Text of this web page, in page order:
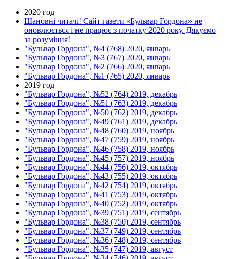
2020 год
Шановні читачі! Сайт газети «Бульвар Гордона» не
оновлюється і не працює з початку 2020 року. Дякуємо
за розуміння!
"Бульвар Гордона", №4 (768) 2020, январь
"Бульвар Гордона", №3 (767) 2020, январь
"Бульвар Гордона", №2 (766) 2020, январь
"Бульвар Гордона", №1 (765) 2020, январь
2019 год
"Бульвар Гордона", №52 (764) 2019, декабрь
"Бульвар Гордона", №51 (763) 2019, декабрь
"Бульвар Гордона", №50 (762) 2019, декабрь
"Бульвар Гордона", №49 (761) 2019, декабрь
"Бульвар Гордона", №48 (760) 2019, ноябрь
"Бульвар Гордона", №47 (759) 2019, ноябрь
"Бульвар Гордона", №46 (758) 2019, ноябрь
"Бульвар Гордона", №45 (757) 2019, ноябрь
"Бульвар Гордона", №44 (756) 2019, октябрь
"Бульвар Гордона", №43 (755) 2019, октябрь
"Бульвар Гордона", №42 (754) 2019, октябрь
"Бульвар Гордона", №41 (753) 2019, октябрь
"Бульвар Гордона", №40 (752) 2019, октябрь
"Бульвар Гордона", №39 (751) 2019, сентябрь
"Бульвар Гордона", №38 (750) 2019, сентябрь
"Бульвар Гордона", №37 (749) 2019, сентябрь
"Бульвар Гордона", №36 (748) 2019, сентябрь
"Бульвар Гордона", №35 (747) 2019, август